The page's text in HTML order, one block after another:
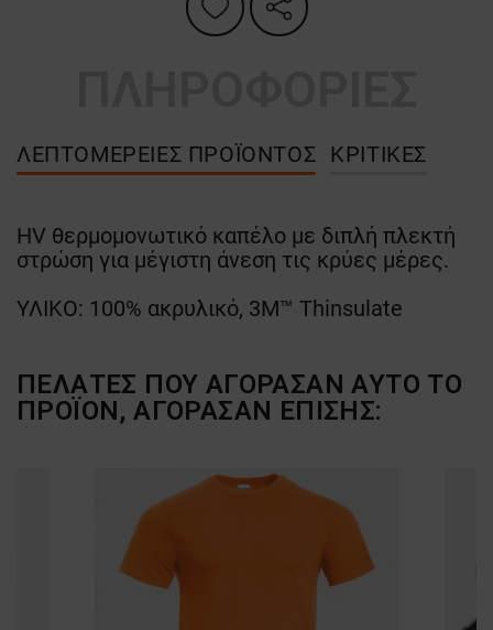
ΛΕΠΤΟΜΈΡΕΙΕΣ ΠΡΟΪΌΝΤΟΣ ΚΡΙΤΙΚΈΣ
HV θερμομονωτικό καπέλο με διπλή πλεκτή
στρώση για μέγιστη άνεση τις κρύες μέρες.
ΥΛΙΚΟ: 100% ακρυλικό, 3M™ Thinsulate
ΠΕΛΆΤΕΣ ΠΟΥ ΑΓΌΡΑΣΑΝ ΑΥΤΌ ΤΟ
ΠΡΟΪΌΝ, ΑΓΌΡΑΣΑΝ ΕΠΊΣΗΣ: